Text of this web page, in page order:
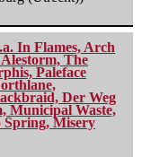
In Flames, Arch
The
Paleface
Der Weg
Municipal Waste,
Spring, Misery